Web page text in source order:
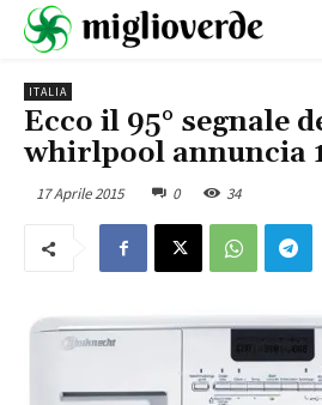
ITALIA
Ecco il 95° segnale
whirlpool annuncia
17 Aprile 2015 0 34